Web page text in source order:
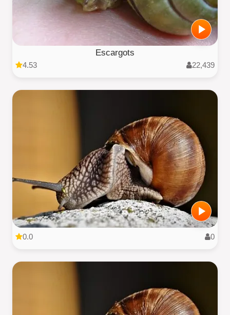
Escargots
4.53 22,439
0.0 0